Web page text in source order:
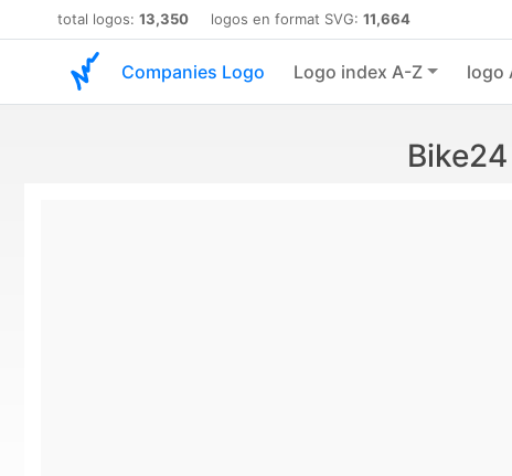
total logos: 13,350 logos en format SVG: 11,664
Companies Logo Logo index A-Z logo